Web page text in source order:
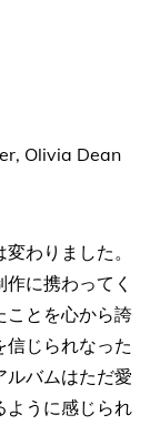
Olivia Dean
わりました。
に携わってく
ことを心から誇
信じられなった
ルバムはただ愛
ように感じられ